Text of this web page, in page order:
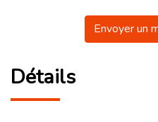
Envoyer un
Détails